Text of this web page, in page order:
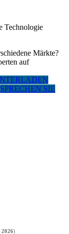
Technologie
Märkte?
auf
SPRECHEN SIE
)